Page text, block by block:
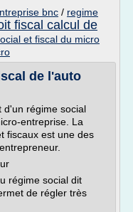
bnc / regime
fiscal calcul de
et fiscal du micro
de l'auto
d'un régime social
entreprise. La
fiscaux est une des
régime social dit
de régler très